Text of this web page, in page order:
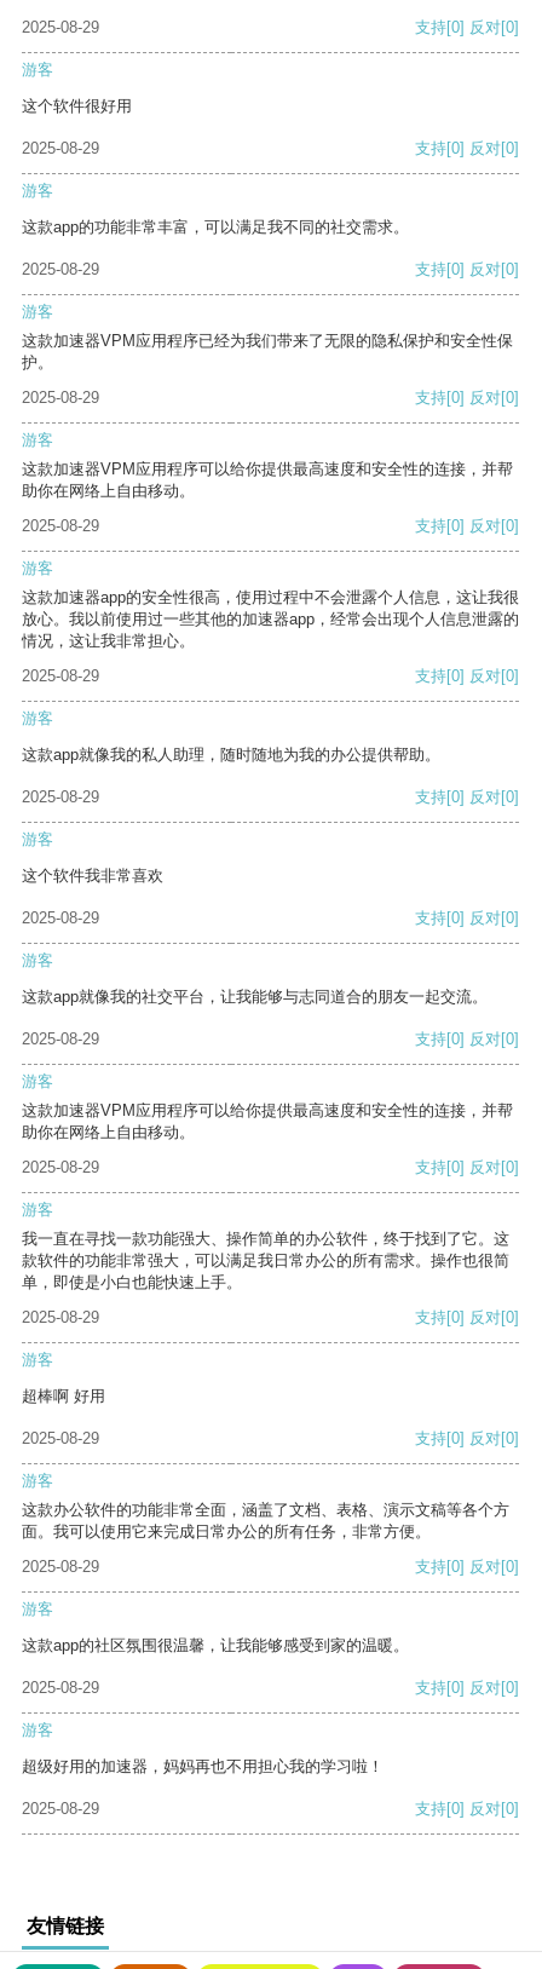
2025-08-29 支持[0] 反对[0]
游客
这个软件很好用
2025-08-29 支持[0] 反对[0]
游客
这款app的功能非常丰富，可以满足我不同的社交需求。
2025-08-29 支持[0] 反对[0]
游客
这款加速器VPM应用程序已经为我们带来了无限的隐私保护和安全性保
护。
2025-08-29
支持[0] 反对[0]
游客
这款加速器VPM应用程序可以给你提供最高速度和安全性的连接，并帮
助你在网络上自由移动。
2025-08-29
支持[0] 反对[0]
游客
这款加速器app的安全性很高，使用过程中不会泄露个人信息，这让我很
放心。我以前使用过一些其他的加速器app，经常会出现个人信息泄露的
情况，这让我非常担心。
2025-08-29
支持[0] 反对[0]
游客
这款app就像我的私人助理，随时随地为我的办公提供帮助。
2025-08-29 支持[0] 反对[0]
游客
这个软件我非常喜欢
2025-08-29 支持[0] 反对[0]
游客
这款app就像我的社交平台，让我能够与志同道合的朋友一起交流。
2025-08-29 支持[0] 反对[0]
游客
这款加速器VPM应用程序可以给你提供最高速度和安全性的连接，并帮
助你在网络上自由移动。
2025-08-29
支持[0] 反对[0]
游客
我一直在寻找一款功能强大、操作简单的办公软件，终于找到了它。这
款软件的功能非常强大，可以满足我日常办公的所有需求。操作也很简
单，即使是小白也能快速上手。
2025-08-29
支持[0] 反对[0]
游客
超棒啊 好用
2025-08-29 支持[0] 反对[0]
游客
这款办公软件的功能非常全面，涵盖了文档、表格、演示文稿等各个方
面。我可以使用它来完成日常办公的所有任务，非常方便。
2025-08-29
支持[0] 反对[0]
游客
这款app的社区氛围很温馨，让我能够感受到家的温暖。
2025-08-29 支持[0] 反对[0]
游客
超级好用的加速器，妈妈再也不用担心我的学习啦！
2025-08-29 支持[0] 反对[0]
友情链接